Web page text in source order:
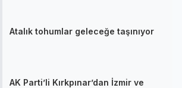
Atalık tohumlar geleceğe taşınıyor
AK Parti’li Kırkpınar’dan İzmir ve